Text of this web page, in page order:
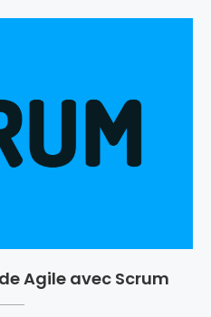
Agile avec Scrum